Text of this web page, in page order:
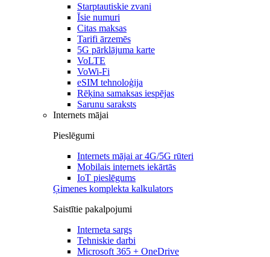
Starptautiskie zvani
Īsie numuri
Citas maksas
Tarifi ārzemēs
5G pārklājuma karte
VoLTE
VoWi-Fi
eSIM tehnoloģija
Rēķina samaksas iespējas
Sarunu saraksts
Internets mājai
Pieslēgumi
Internets mājai ar 4G/5G rūteri
Mobilais internets iekārtās
IoT pieslēgums
Ģimenes komplekta kalkulators
Saistītie pakalpojumi
Interneta sargs
Tehniskie darbi
Microsoft 365 + OneDrive